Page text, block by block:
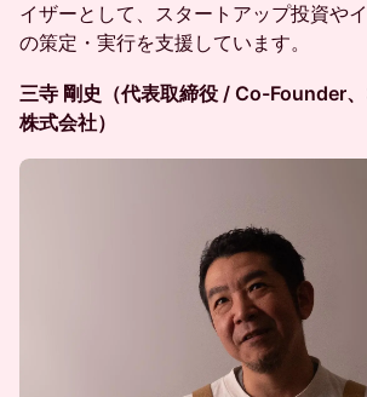
イザーとして、スタートアップ投資や
の策定・実行を支援しています。
三寺 剛史（代表取締役 / Co-Founder
株式会社）